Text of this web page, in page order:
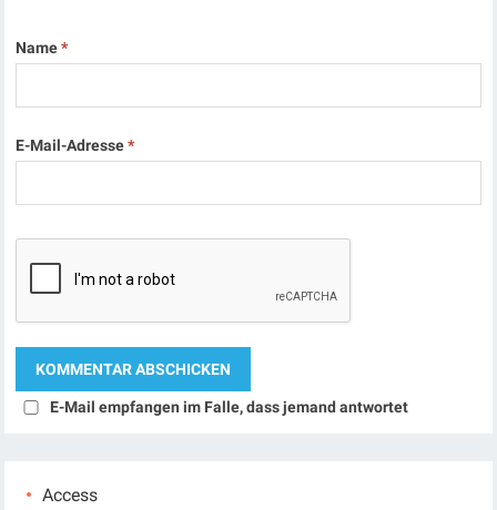
Name*
E-Mail-Adresse*
E-Mail empfangen im Falle, dass jemand antwortet
Access